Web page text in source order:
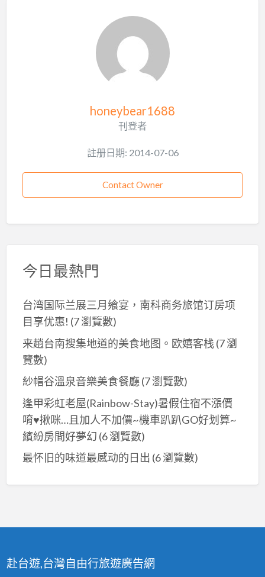
honeybear1688
刊登者
註册日期: 2014-07-06
Contact Owner
今日最熱門
台湾国际兰展三月飨宴，南科商务旅馆订房项
目享优惠! (7 瀏覽數)
来趟台南搜集地道的美食地图。欧嬉客栈(7 瀏
覽數)
紗帽谷溫泉音樂美食餐廳(7 瀏覽數)
逢甲彩虹老屋(Rainbow-Stay)暑假住宿不漲價
唷♥揪咪…且加人不加價~機車趴趴GO好划算~
繽紛房間好夢幻 (6 瀏覽數)
最怀旧的味道最感动的日出 (6 瀏覽數)
赴台遊,台灣自由行旅遊廣告網